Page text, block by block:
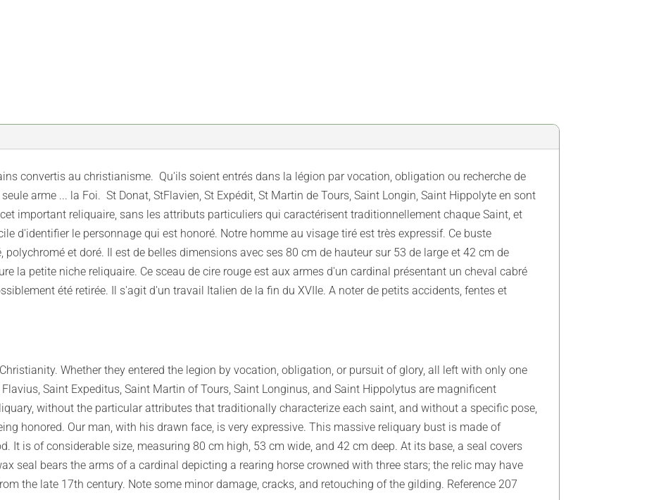
convertis au christianisme. Qu'ils soient entrés dans la légion par vocation, obligation ou recherche de
arme ... la Foi. St Donat, StFlavien, St Expédit, St Martin de Tours, Saint Longin, Saint Hippolyte en sont
important reliquaire, sans les attributs particuliers qui caractérisent traditionnellement chaque Saint, et
d'identifier le personnage qui est honoré. Notre homme au visage tiré est très expressif. Ce buste
et doré. Il est de belles dimensions avec ses 80 cm de hauteur sur 53 de large et 42 cm de
la petite niche reliquaire. Ce sceau de cire rouge est aux armes d'un cardinal présentant un cheval cabré
été retirée. Il s'agit d'un travail Italien de la fin du XVIIe. A noter de petits accidents, fentes et
Whether they entered the legion by vocation, obligation, or pursuit of glory, all left with only one
Saint Expeditus, Saint Martin of Tours, Saint Longinus, and Saint Hippolytus are magnificent
without the particular attributes that traditionally characterize each saint, and without a specific pose,
honored. Our man, with his drawn face, is very expressive. This massive reliquary bust is made of
It is of considerable size, measuring 80 cm high, 53 cm wide, and 42 cm deep. At its base, a seal covers
seal bears the arms of a cardinal depicting a rearing horse crowned with three stars; the relic may have
the late 17th century. Note some minor damage, cracks, and retouching of the gilding. Reference 207